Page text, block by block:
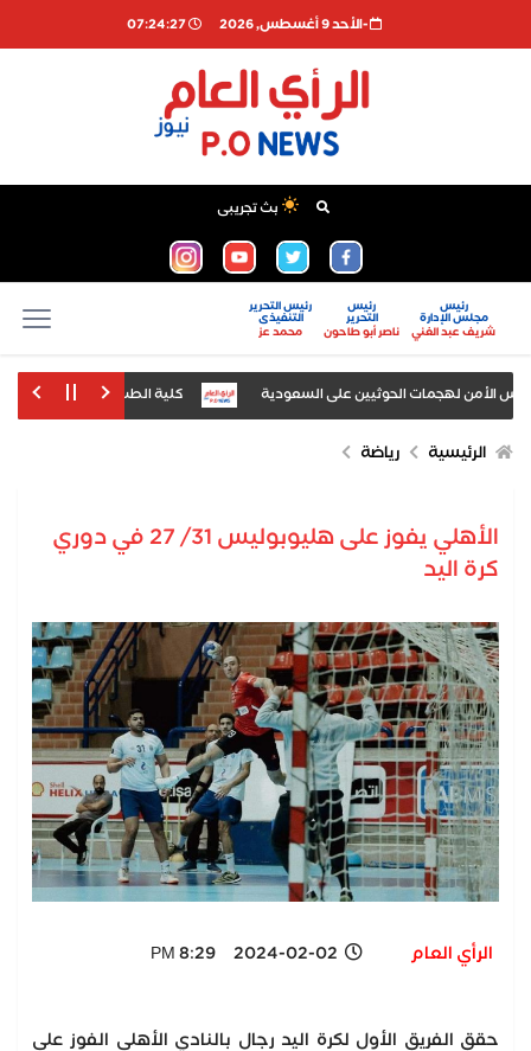
-اﻷحد 9 أغسطس, 2026 07:24:27
بث تجريبى
رئيس
مجلس الإدارة
شريف عبد الغني
رئيس
التحرير
ناصر أبو طاحون
رئيس التحرير
التنفيذى
محمد عز
الأمن لهجمات الحوثيين على السعودية كلية الطب بجامعة أسيوط تنظم
الرئيسية رياضة
الأهلي يفوز على هليوبوليس 31/ 27 في دوري
كرة اليد
الرأي العام 2024-02-02 8:29 PM
حقق الفريق الأول لكرة اليد رجال بالنادي الأهلي الفوز على